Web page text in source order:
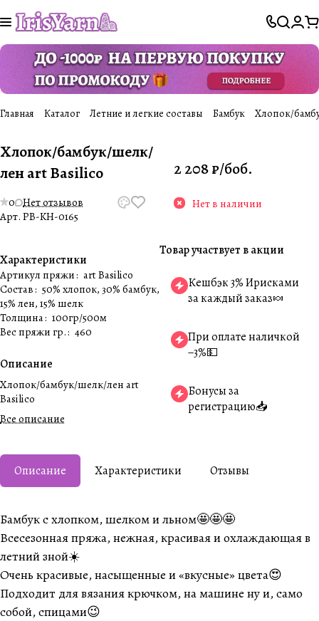
Главная Каталог Летние и легкие составы Бамбук Хлопок/
Хлопок/бамбук/шелк/
лен art Basilico
0 Нет отзывов
Арт. PB-KH-0165
Характеристики
Артикул пряжи: art Basilico
Состав: 50% хлопок, 30% бамбук,
15% лен, 15% шелк
Толщина: 100гр/500м
Вес пряжи гр.: 460
Описание
Хлопок/бамбук/шелк/лен art
Basilico
Все описание
2 208 ₽/боб.
Нет в наличии
Товар участвует в акции
Кешбэк 3% Ирисками
за каждый заказ🍬
При оплате наличкой
−3%💵
Бонусы за
регистрацию📥
Описание Характеристики Отзывы
Бамбук с хлопком, шелком и льном🤩🤩🤩
Всесезонная пряжа, нежная, красивая и охлаждающая в
летний зной☀️
Очень красивые, насыщенные и «вкусные» цвета😍
Подходит для вязания крючком, на машине ну и, само
собой, спицами😉